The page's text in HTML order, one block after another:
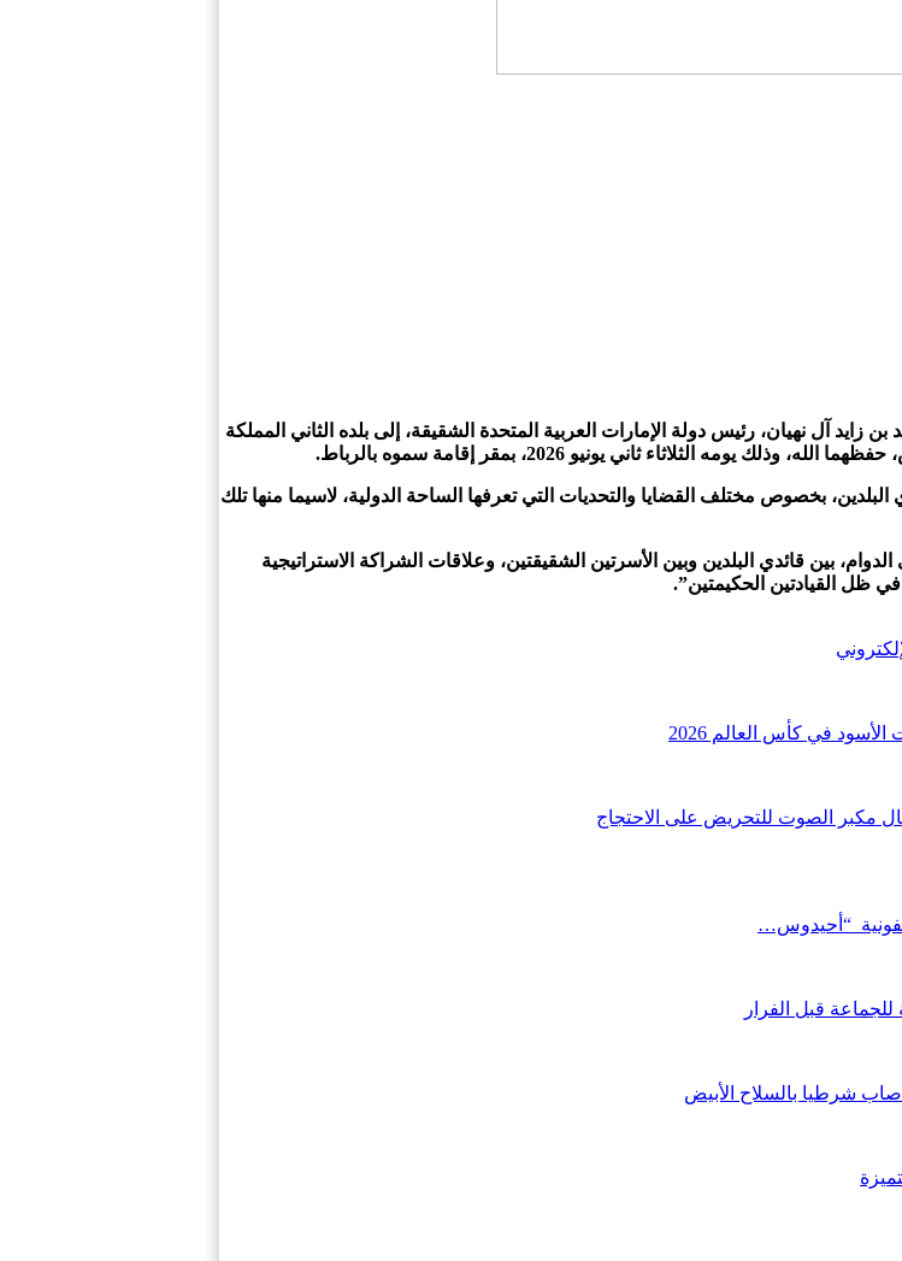
آل نهيان، رئيس دولة الإمارات العربية المتحدة الشقيقة، إلى بلده الثاني المملكة
الثلاثاء ثاني يونيو 2026، بمقر إقامة سموه بالرباط.
بخصوص مختلف القضايا والتحديات التي تعرفها الساحة الدولية، لاسيما منها تلك
بين قائدي البلدين وبين الأسرتين الشقيقتين، وعلاقات الشراكة الاستراتيجية
في ظل القيادتين الحكيمتين”.
في كأس العالم 2026
مكبر الصوت للتحريض على الاحتجاج
“أحيدوس…
قبل الفرار
شرطيا بالسلاح الأبيض